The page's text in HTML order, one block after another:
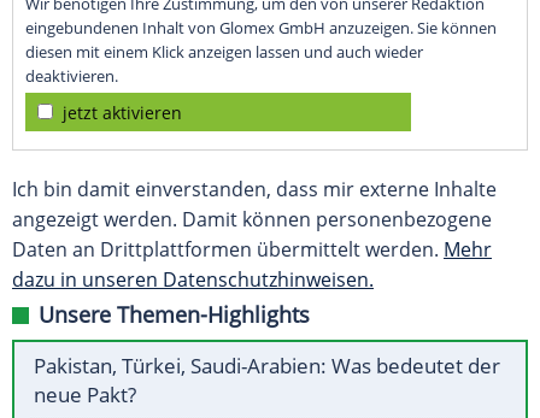
eingebundenen Inhalt von Glomex GmbH anzuzeigen. Sie können
diesen mit einem Klick anzeigen lassen und auch wieder
deaktivieren.
jetzt aktivieren
Ich bin damit einverstanden, dass mir externe Inhalte
angezeigt werden. Damit können personenbezogene
Daten an Drittplattformen übermittelt werden. Mehr
dazu in unseren Datenschutzhinweisen.
Unsere Themen-Highlights
Pakistan, Türkei, Saudi-Arabien: Was bedeutet der
neue Pakt?